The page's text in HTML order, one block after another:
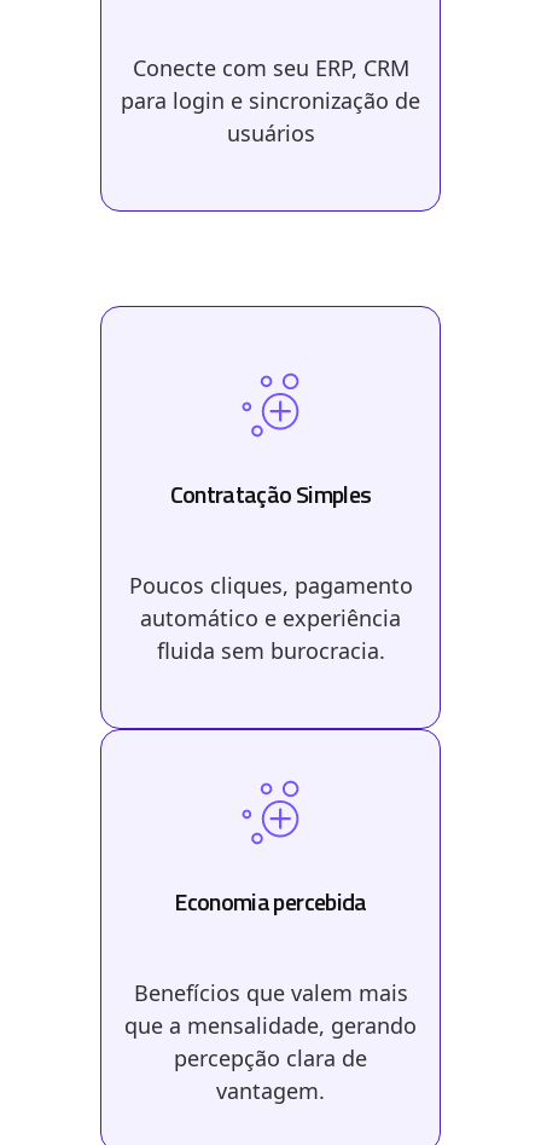
Contratação Simples
Poucos cliques, pagamento
automático e experiência
fluida sem burocracia.
Economia percebida
Benefícios que valem mais
que a mensalidade, gerando
percepção clara de
vantagem.
Conecte com seu ERP, CRM
para login e sincronização de
usuários